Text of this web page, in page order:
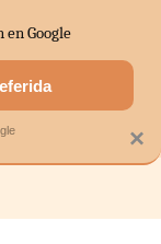
MERCADOS
×
en Google